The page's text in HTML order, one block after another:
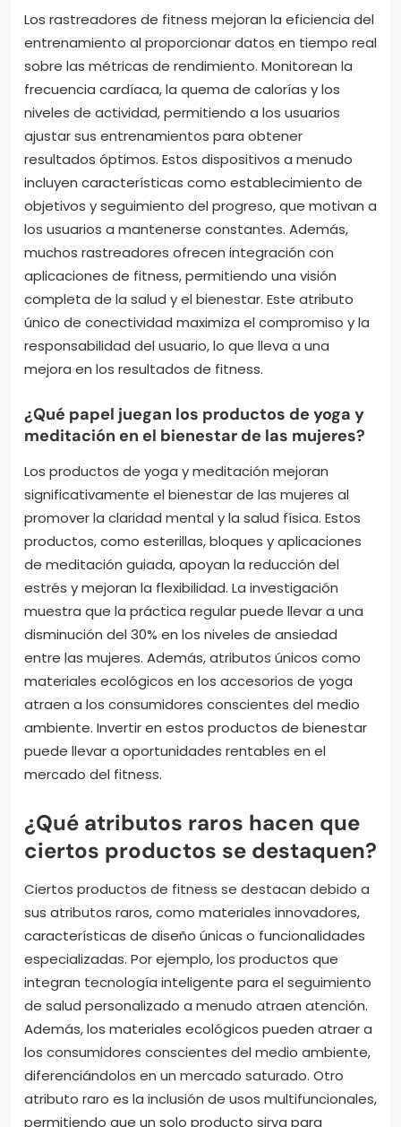
Los rastreadores de fitness mejoran la eficiencia del
entrenamiento al proporcionar datos en tiempo real
sobre las métricas de rendimiento. Monitorean la
frecuencia cardíaca, la quema de calorías y los
niveles de actividad, permitiendo a los usuarios
ajustar sus entrenamientos para obtener
resultados óptimos. Estos dispositivos a menudo
incluyen características como establecimiento de
objetivos y seguimiento del progreso, que motivan a
los usuarios a mantenerse constantes. Además,
muchos rastreadores ofrecen integración con
aplicaciones de fitness, permitiendo una visión
completa de la salud y el bienestar. Este atributo
único de conectividad maximiza el compromiso y la
responsabilidad del usuario, lo que lleva a una
mejora en los resultados de fitness.
¿Qué papel juegan los productos de yoga y
meditación en el bienestar de las mujeres?
Los productos de yoga y meditación mejoran
significativamente el bienestar de las mujeres al
promover la claridad mental y la salud física. Estos
productos, como esterillas, bloques y aplicaciones
de meditación guiada, apoyan la reducción del
estrés y mejoran la flexibilidad. La investigación
muestra que la práctica regular puede llevar a una
disminución del 30% en los niveles de ansiedad
entre las mujeres. Además, atributos únicos como
materiales ecológicos en los accesorios de yoga
atraen a los consumidores conscientes del medio
ambiente. Invertir en estos productos de bienestar
puede llevar a oportunidades rentables en el
mercado del fitness.
¿Qué atributos raros hacen que
ciertos productos se destaquen?
Ciertos productos de fitness se destacan debido a
sus atributos raros, como materiales innovadores,
características de diseño únicas o funcionalidades
especializadas. Por ejemplo, los productos que
integran tecnología inteligente para el seguimiento
de salud personalizado a menudo atraen atención.
Además, los materiales ecológicos pueden atraer a
los consumidores conscientes del medio ambiente,
diferenciándolos en un mercado saturado. Otro
atributo raro es la inclusión de usos multifuncionales,
permitiendo que un solo producto sirva para